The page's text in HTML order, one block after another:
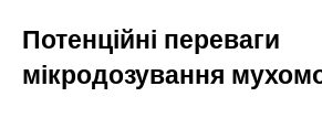
Потенційні переваги
мікродозування